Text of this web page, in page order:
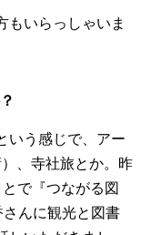
もいらっしゃいま
いう感じで、アー
、寺社旅とか。昨
で『つながる図
んに観光と図書